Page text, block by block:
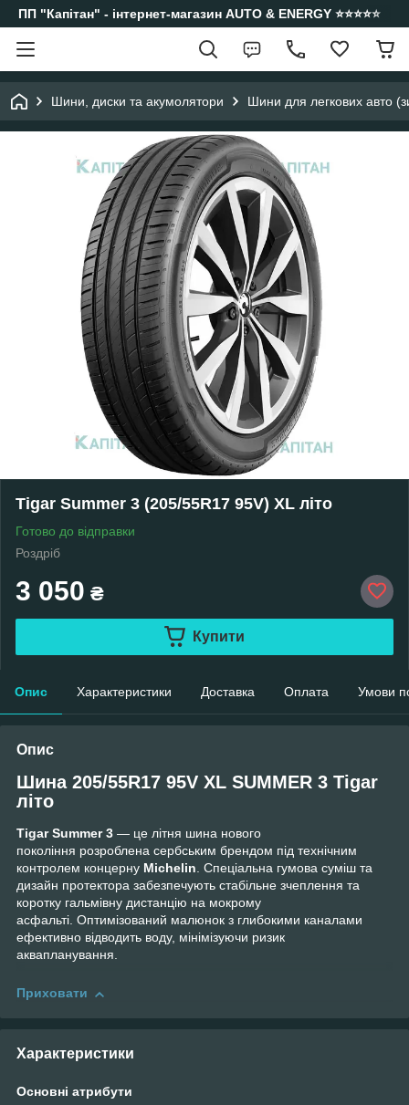
ПП "Капітан" - інтернет-магазин AUTO & ENERGY ⭐️⭐️⭐️⭐️⭐️
Шини, диски та акумолятори Шини для легкових авто
Tigar Summer 3 (205/55R17 95V) XL літо
Готово до відправки
Роздріб
3 050 ₴
Купити
Опис Характеристики Доставка Оплата Умови
Опис
Шина 205/55R17 95V XL SUMMER 3 Tigar
літо
Tigar Summer 3 — це літня шина нового
покоління розроблена сербським брендом під технічним
контролем концерну Michelin. Спеціальна гумова суміш та
дизайн протектора забезпечують стабільне зчеплення та
коротку гальмівну дистанцію на мокрому
асфальті. Оптимізований малюнок з глибокими каналами
ефективно відводить воду, мінімізуючи ризик
аквапланування.
Приховати
Характеристики
Основні атрибути